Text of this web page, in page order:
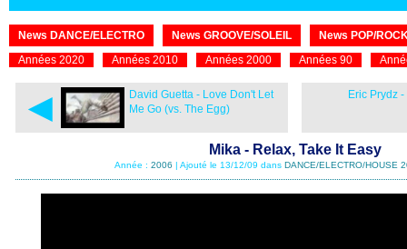
News DANCE/ELECTRO News GROOVE/SOLEIL
News POP/
Années 2020
Années 2010 Années 2000 Années 90
◄
David Guetta - Love Don't Let
Me Go (vs. The Egg)
Eric Prydz
Mika - Relax, Take It Easy
Année : 2006 | Ajouté le 13/12/09 dans DANCE/ELECTRO/HOUSE